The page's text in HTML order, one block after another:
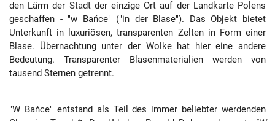
den Lärm der Stadt der einzige Ort auf der Landkarte Polens
geschaffen - "w Bańce" ("in der Blase"). Das Objekt bietet
Unterkunft in luxuriösen, transparenten Zelten in Form einer
Blase. Übernachtung unter der Wolke hat hier eine andere
Bedeutung. Transparenter Blasenmaterialien werden von
tausend Sternen getrennt.
"W Bańce" entstand als Teil des immer beliebter werdenden